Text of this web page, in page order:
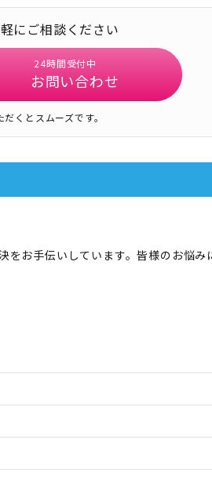
にご相談ください
24時間受付中
お問い合わせ
くとスムーズです。
お手伝いしています。皆様のお悩